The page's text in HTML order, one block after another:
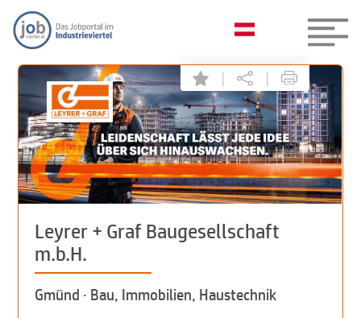
| |
Leyrer + Graf Baugesellschaft
m.b.H.
Gmünd · Bau, Immobilien, Haustechnik